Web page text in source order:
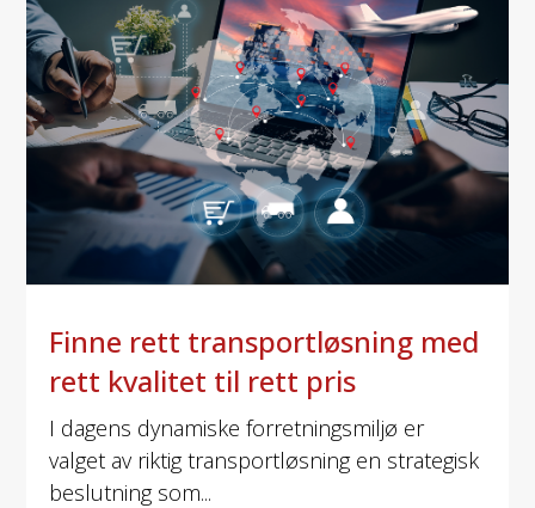
Finne rett transportløsning med
rett kvalitet til rett pris
I dagens dynamiske forretningsmiljø er
valget av riktig transportløsning en strategisk
beslutning som...